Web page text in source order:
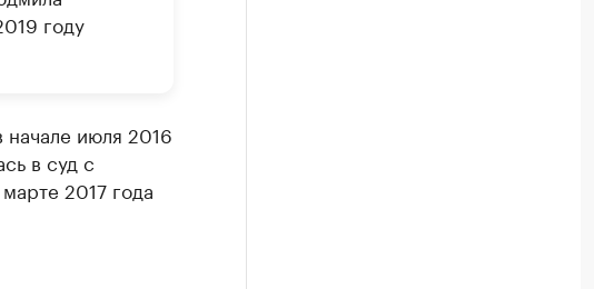
году
начале июля 2016
в суд с
2017 года